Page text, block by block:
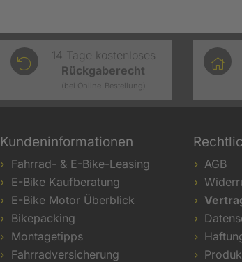
14 Tage kostenloses
Rückgaberecht
(bei Online-Bestellung)
Kundeninformationen
Fahrrad- & E-Bike-Leasing
E-Bike Kaufberatung
E-Bike Motor Überblick
Bikepacking
Montagetipps
Fahrradversicherung
AGB